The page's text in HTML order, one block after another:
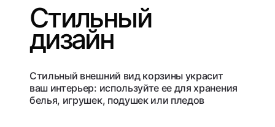
Стильный
дизайн
Стильный внешний вид корзины украсит
ваш интерьер: используйте ее для хранения
белья, игрушек, подушек или пледов